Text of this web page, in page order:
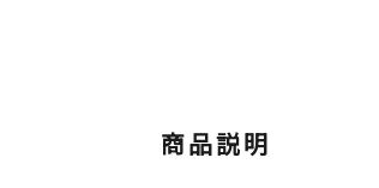
商品説明